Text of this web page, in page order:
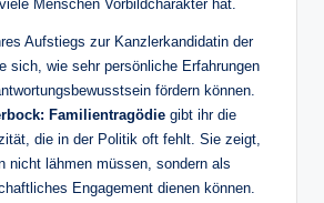
Menschen Vorbildcharakter hat.
Aufstiegs zur Kanzlerkandidatin der
sich, wie sehr persönliche Erfahrungen
fördern können.
Familientragödie gibt ihr die
die in der Politik oft fehlt. Sie zeigt,
nicht lähmen müssen, sondern als
Engagement dienen können.